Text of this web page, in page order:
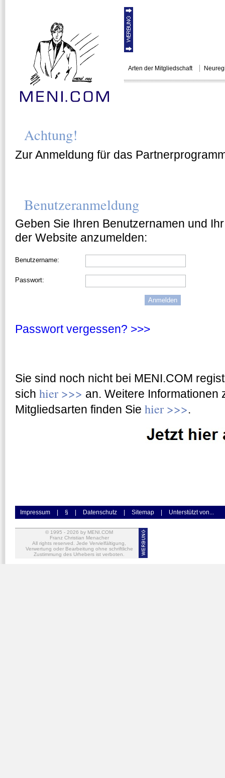
Arten der Mitgliedschaft
Achtung!
Zur Anmeldung für das
Benutzeranmeldung
Geben Sie Ihren Benutzernamen und
der Website anzumelden:
Benutzername:
Passwort:
Passwort vergessen? >>>
Sie sind noch nicht bei MENI.COM
sich hier >>> an. Weitere Informationen
Mitgliedsarten finden Sie hier >>>.
Impressum § Datenschutz Sitemap Unterstützt von...
© 1995 - 2026 by MENI.COM
Franz Christian Menacher
All rights reserved. Jede Vervielfältigung,
Verwertung oder Bearbeitung ohne schriftliche
Zustimmung des Urhebers ist verboten.